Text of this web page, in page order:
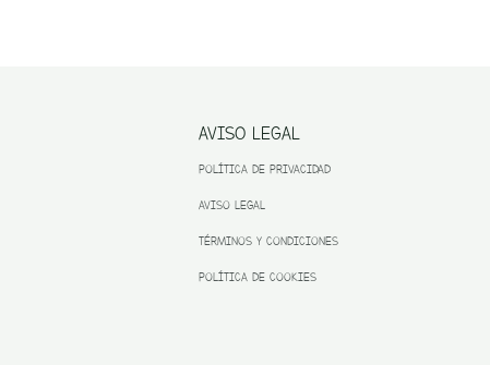
AVISO LEGAL
POLÍTICA DE PRIVACIDAD
AVISO LEGAL
TÉRMINOS Y CONDICIONES
POLÍTICA DE COOKIES